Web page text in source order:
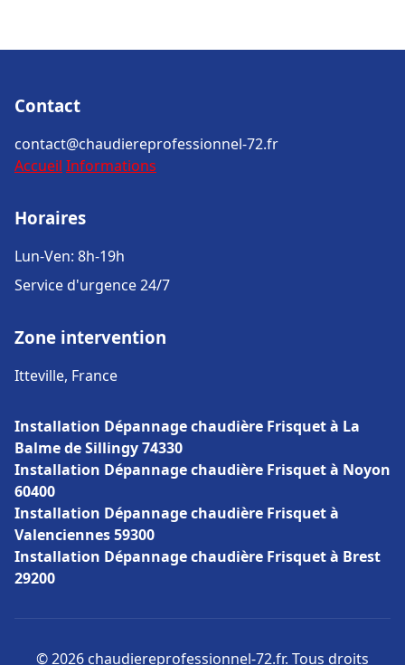
Contact
contact@chaudiereprofessionnel-72.fr
Accueil Informations
Horaires
Lun-Ven: 8h-19h
Service d'urgence 24/7
Zone intervention
Itteville, France
Installation Dépannage chaudière Frisquet à La
Balme de Sillingy 74330
Installation Dépannage chaudière Frisquet à Noyon
60400
Installation Dépannage chaudière Frisquet à
Valenciennes 59300
Installation Dépannage chaudière Frisquet à Brest
29200
© 2026 chaudiereprofessionnel-72.fr. Tous droits